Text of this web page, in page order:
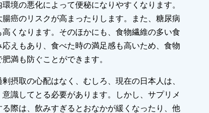
境の悪化によって便秘になりやすくなります。
癌のリスクが高まったりします。また、糖尿病
くなります。そのほかにも、食物繊維の多い食
えもあり、食べた時の満足感も高いため、食物
満も防ぐことができます。
摂取の心配はなく、むしろ、現在の日本人は、
識してとる必要があります。しかし、サプリメ
際は、飲みすぎるとおなかが緩くなったり、他